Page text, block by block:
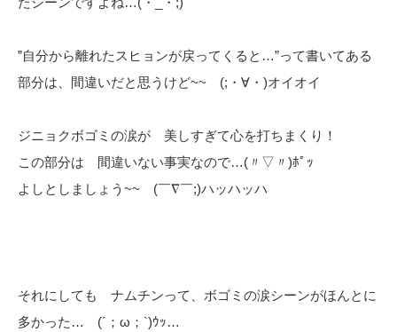
”自分から離れたスヒョンが戻ってくると…”って書いてある
部分は、間違いだと思うけど~~ (;・∀・)オイオイ
ジニョクボゴミの涙が 美しすぎて心を打ちまくり！
この部分は 間違いない事実なので…(〃▽〃)ﾎﾟｯ
よしとしましょう~~ (￣∇￣;)ハッハッハ
それにしても ナムチンって、ボゴミの涙シーンがほんとに
多かった… (´；ω；`)ｳｯ…